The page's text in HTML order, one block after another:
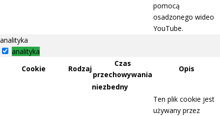
pomocą
osadzonego wideo
YouTube.
analityka
analityka
Cookie
Rodzaj
Czas
przechowywania
Opis
niezbedny
Ten plik cookie jest
używany przez